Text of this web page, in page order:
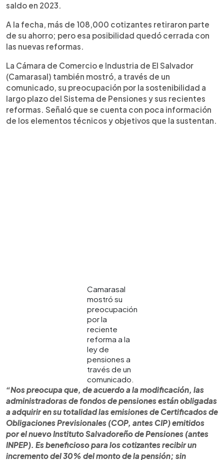
saldo en 2023.
A la fecha, más de 108,000 cotizantes retiraron parte
de su ahorro; pero esa posibilidad quedó cerrada con
las nuevas reformas.
La Cámara de Comercio e Industria de El Salvador
(Camarasal) también mostró, a través de un
comunicado, su preocupación por la sostenibilidad a
largo plazo del Sistema de Pensiones y sus recientes
reformas. Señaló que se cuenta con poca información
de los elementos técnicos y objetivos que la sustentan.
Camarasal
mostró su
preocupación
por la
reciente
reforma a la
ley de
pensiones a
través de un
comunicado.
“Nos preocupa que, de acuerdo a la modificación, las
administradoras de fondos de pensiones están obligadas
a adquirir en su totalidad las emisiones de Certificados de
Obligaciones Previsionales (COP, antes CIP) emitidos
por el nuevo Instituto Salvadoreño de Pensiones (antes
INPEP). Es beneficioso para los cotizantes recibir un
incremento del 30% del monto de la pensión; sin